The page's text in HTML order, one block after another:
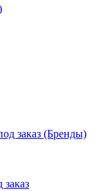
заказ (Бренды)